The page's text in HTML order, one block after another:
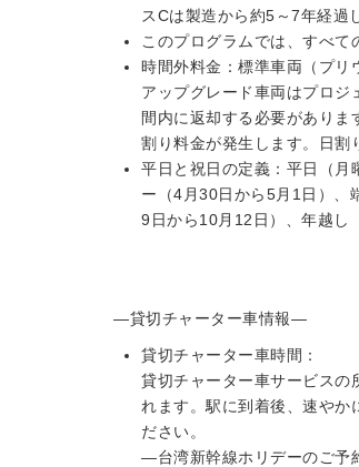
スCは製造から約5～7年経過
このプログラムでは、すべて
時間外料金：標準車両（プリ
アップグレード車両はプロ
間内に返却する必要があり
割り料金が発生します。日割
平日と祝日の定義：平日（月
ー（4月30日から5月1日）、
9日から10月12日）、年越し
—貸切チャーター車情報—
貸切チャーター車時間：
貸切チャーター車サービスの
れます。駅に到着後、速やか
ださい。
—台湾新幹線ホリデーのご予